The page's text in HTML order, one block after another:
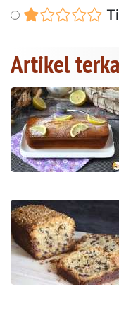
Artikel